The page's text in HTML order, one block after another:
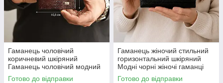
Гаманець чоловічий
коричневий шкіряний
Гаманець чоловічий модний
чоловічий гаманці
Готово до відправки
Гаманець жіночий стильний
горизонтальний шкіряний
Модні чорні жіночі гаманці
Готово до відправки